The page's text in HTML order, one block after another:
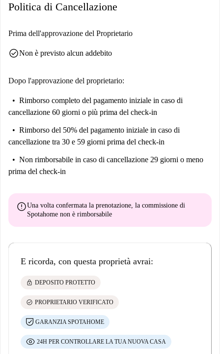
Politica di Cancellazione
Prima dell'approvazione del Proprietario
check_circleNon è previsto alcun addebito
Dopo l'approvazione del proprietario:
Rimborso completo del pagamento iniziale in caso di
cancellazione 60 giorni o più prima del check-in
Rimborso del 50% del pagamento iniziale in caso di
cancellazione tra 30 e 59 giorni prima del check-in
Non rimborsabile in caso di cancellazione 29 giorni o meno
prima del check-in
errorUna volta confermata la prenotazione, la commissione di
Spotahome non è rimborsabile
E ricorda, con questa proprietà avrai:
lock DEPOSITO PROTETTO
check_circle PROPRIETARIO VERIFICATO
GARANZIA SPOTAHOME
24H PER CONTROLLARE LA TUA NUOVA CASA